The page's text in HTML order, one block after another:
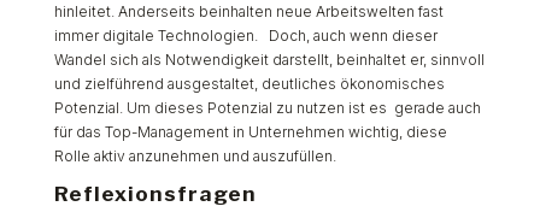
hinleitet. Anderseits beinhalten neue Arbeitswelten fast
immer digitale Technologien. Doch, auch wenn dieser
Wandel sich als Notwendigkeit darstellt, beinhaltet er, sinnvoll
und zielführend ausgestaltet, deutliches ökonomisches
Potenzial. Um dieses Potenzial zu nutzen ist es gerade auch
für das Top-Management in Unternehmen wichtig, diese
Rolle aktiv anzunehmen und auszufüllen.
Reflexionsfragen